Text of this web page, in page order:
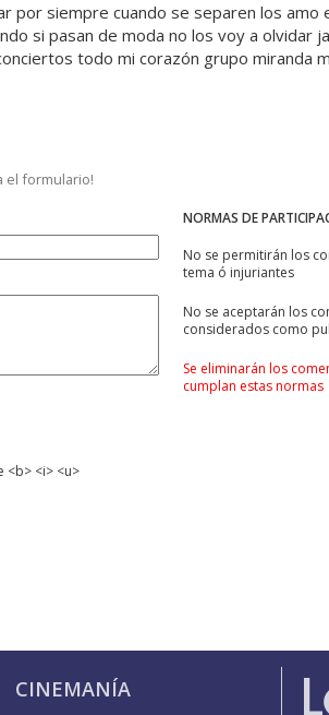
por siempre cuando se separen los amo
si pasan de moda no los voy a olvidar
todo mi corazón grupo miranda
el formulario!
NORMAS DE
No se permitirán los
tema ó injuriantes
No se aceptarán los
considerados como
Se eliminarán los
cumplan estas normas
<b> <i> <u>
CINEMANÍA